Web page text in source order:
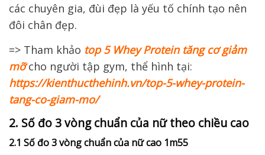
các chuyên gia, đùi đẹp là yếu tố chính tạo nên
đôi chân đẹp.
=> Tham khảo top 5 Whey Protein tăng cơ giảm
mỡcho người tập gym, thể hình tại:
https://kienthucthehinh.vn/top-5-whey-protein-
tang-co-giam-mo/
2. Số đo 3 vòng chuẩn của nữ theo chiều cao
2.1 Số đo 3 vòng chuẩn của nữ cao 1m55